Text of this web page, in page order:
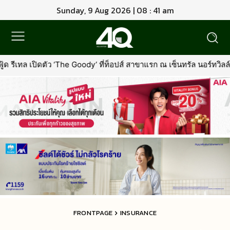
Sunday, 9 Aug 2026 | 08 : 41 am
ที่ท็อปส์ สาขาแรก ณ เซ็นทรัล นอร์ทวิลล์พร้อมรุกตลาด Premium
FRONTPAGE INSURANCE